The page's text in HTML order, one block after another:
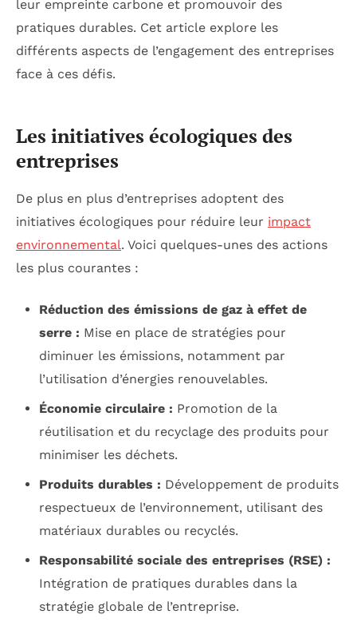
leur empreinte carbone et promouvoir des
pratiques durables. Cet article explore les
différents aspects de l’engagement des entreprises
face à ces défis.
Les initiatives écologiques des
entreprises
De plus en plus d’entreprises adoptent des
initiatives écologiques pour réduire leur impact
environnemental. Voici quelques-unes des actions
les plus courantes :
Réduction des émissions de gaz à effet de
serre : Mise en place de stratégies pour
diminuer les émissions, notamment par
l’utilisation d’énergies renouvelables.
Économie circulaire : Promotion de la
réutilisation et du recyclage des produits pour
minimiser les déchets.
Produits durables : Développement de produits
respectueux de l’environnement, utilisant des
matériaux durables ou recyclés.
Responsabilité sociale des entreprises (RSE) :
Intégration de pratiques durables dans la
stratégie globale de l’entreprise.